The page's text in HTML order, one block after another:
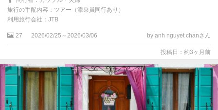
旅行の手配内容：ツアー（添乗員同行あり）
利用旅行会社：JTB
27 2026/02/25～2026/03/06 by anh nguyet chanさん
投稿日：約3ヶ月前